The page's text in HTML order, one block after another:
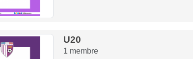
U20
1 membre